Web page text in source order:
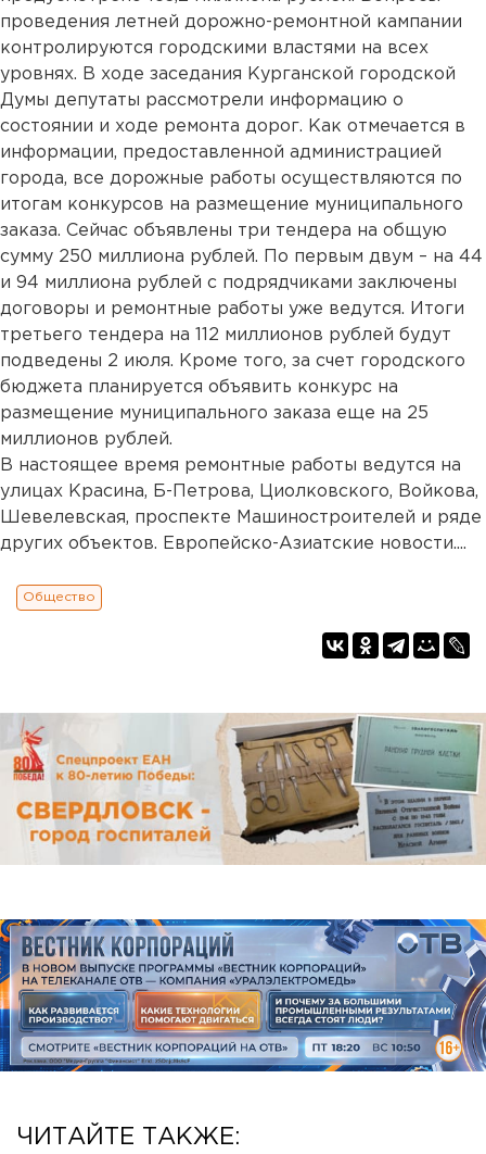
проведения летней дорожно-ремонтной кампании
контролируются городскими властями на всех
уровнях. В ходе заседания Курганской городской
Думы депутаты рассмотрели информацию о
состоянии и ходе ремонта дорог. Как отмечается в
информации, предоставленной администрацией
города, все дорожные работы осуществляются по
итогам конкурсов на размещение муниципального
заказа. Сейчас объявлены три тендера на общую
сумму 250 миллиона рублей. По первым двум – на 44
и 94 миллиона рублей с подрядчиками заключены
договоры и ремонтные работы уже ведутся. Итоги
третьего тендера на 112 миллионов рублей будут
подведены 2 июля. Кроме того, за счет городского
бюджета планируется объявить конкурс на
размещение муниципального заказа еще на 25
миллионов рублей.
В настоящее время ремонтные работы ведутся на
улицах Красина, Б-Петрова, Циолковского, Войкова,
Шевелевская, проспекте Машиностроителей и ряде
других объектов. Европейско-Азиатские новости....
Общество
ЧИТАЙТЕ ТАКЖЕ: